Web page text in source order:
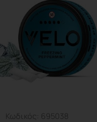
Κωδικός: 695038